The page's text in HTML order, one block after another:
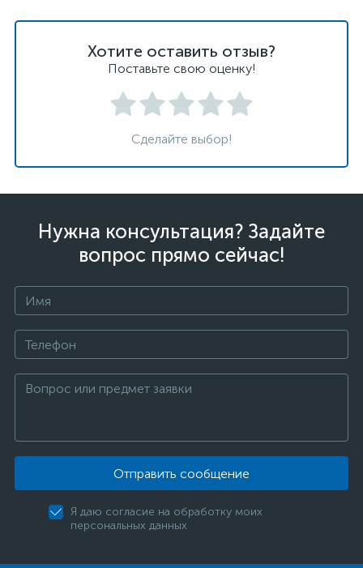
Хотите оставить отзыв?
Поставьте свою оценку!
Сделайте выбор!
Нужна консультация? Задайте
вопрос прямо сейчас!
Отправить сообщение
Я даю согласие на обработку моих
персональных данных